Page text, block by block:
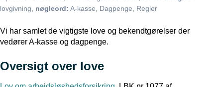
lovgivning, nøgleord: A-kasse, Dagpenge, Regler
Vi har samlet de vigtigste love og bekendtgørelser der
vedører A-kasse og dagpenge.
Oversigt over love